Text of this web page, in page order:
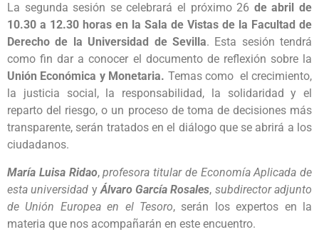
La segunda sesión se celebrará el próximo 26 de abril de
10.30 a 12.30 horas en la Sala de Vistas de la Facultad de
Derecho de la Universidad de Sevilla. Esta sesión tendrá
como fin dar a conocer el documento de reflexión sobre la
Unión Económica y Monetaria. Temas como el crecimiento,
la justicia social, la responsabilidad, la solidaridad y el
reparto del riesgo, o un proceso de toma de decisiones más
transparente, serán tratados en el diálogo que se abrirá a los
ciudadanos.
María Luisa Ridao,profesora titular de Economía Aplicada de
esta universidad yÁlvaro García Rosales, subdirector adjunto
de Unión Europea en el Tesoro, serán los expertos en la
materia que nos acompañarán en este encuentro.